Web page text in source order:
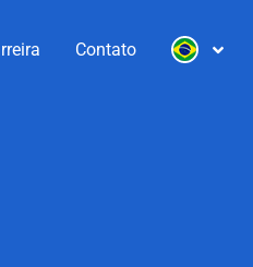
Contato